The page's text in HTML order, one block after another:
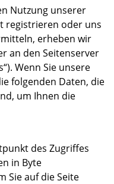
Nutzung unserer
registrieren oder uns
erheben wir
an den Seitenserver
Wenn Sie unsere
folgenden Daten, die
um Ihnen die
des Zugriffes
in Byte
Sie auf die Seite